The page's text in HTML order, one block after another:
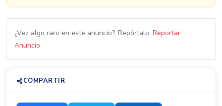
¿Vez algo raro en este anuncio?, Repórtalo: Reportar
Anuncio
COMPARTIR